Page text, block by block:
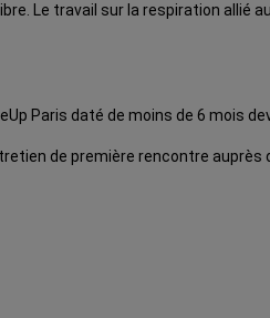
Le travail sur la respiration allié
Paris daté de moins de 6 mois
de première rencontre auprès